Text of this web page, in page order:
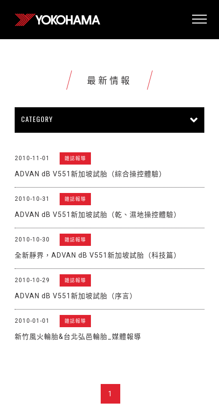
最新情報
CATEGORY
販促活動
2010-11-01 雜誌報導
ADVAN dB V551新加坡試胎（綜合操控體驗）
2010-10-31 雜誌報導
ADVAN dB V551新加坡試胎（乾、濕地操控體驗）
2010-10-30 雜誌報導
全新靜界，ADVAN dB V551新加坡試胎（科技篇）
2010-10-29 雜誌報導
ADVAN dB V551新加坡試胎（序言）
2010-01-01 雜誌報導
新竹風火輪胎&台北弘邑輪胎_媒體報導
1